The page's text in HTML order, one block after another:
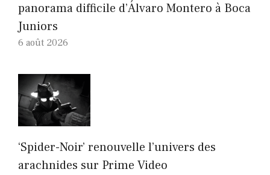
panorama difficile d’Álvaro Montero à Boca
Juniors
6 août 2026
‘Spider-Noir’ renouvelle l’univers des
arachnides sur Prime Video